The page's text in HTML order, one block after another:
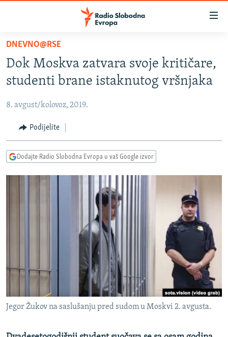
Pređite
glavni
sadržaj
na
navigaciju
Pređite
na
VIJESTI
BOSNA I HERCEGOVINA
KOSOVO
CRNA GORA
VIDEO
PODCASTI
SPECIJALI RSE
VIŠE OD NASLOVA
POPLAVE I KLIZIŠTA U BIH 2024.
PRATITE NAS
DNEVNO@RSE
Dok Moskva zatvara svoje kritičare,
studenti brane istaknutog vršnjaka
8. avgust/kolovoz, 2019.
Podijelite
Dodajte Radio Slobodna Evropa u vaš Google izvor
Jegor Žukov na saslušanju pred sudom u Moskvi 2. avgusta.